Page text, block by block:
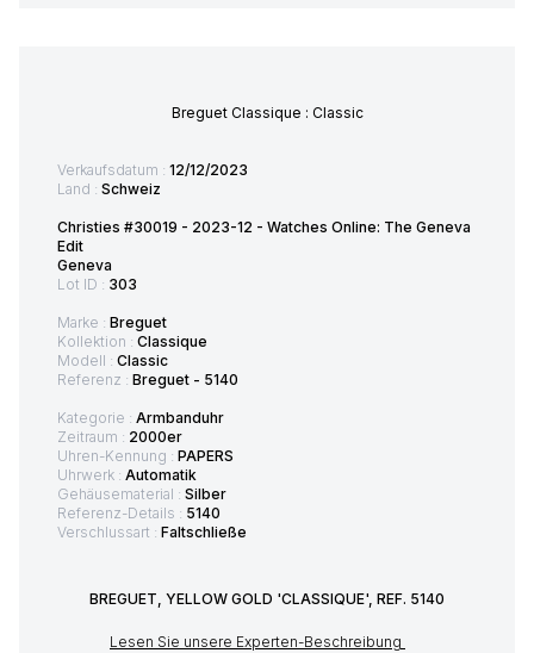
Breguet Classique : Classic
Verkaufsdatum : 12/12/2023
Land : Schweiz
Christies #30019 - 2023-12 - Watches Online: The Geneva
Edit
Geneva
Lot ID : 303
Marke : Breguet
Kollektion : Classique
Modell : Classic
Referenz : Breguet - 5140
Kategorie : Armbanduhr
Zeitraum : 2000er
Uhren-Kennung : PAPERS
Uhrwerk : Automatik
Gehäusematerial : Silber
Referenz-Details : 5140
Verschlussart : Faltschließe
BREGUET, YELLOW GOLD 'CLASSIQUE', REF. 5140
Lesen Sie unsere Experten-Beschreibung